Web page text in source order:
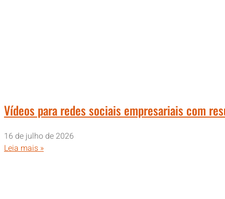
Vídeos para redes sociais empresariais com
16 de julho de 2026
Leia mais »